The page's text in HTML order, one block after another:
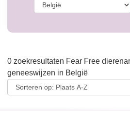
0 zoekresultaten Fear Free
geneeswijzen in België